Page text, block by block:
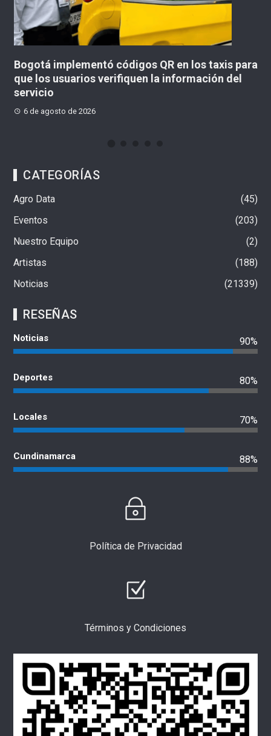
para
del
Más de 190.000 viajeros saldrán de Bogotá
durante el puente festivo de la Batalla de
CATEGORÍAS
Agro Data
45
Eventos
203
Nuestro Equipo
2
Artistas
188
Noticias
21339
RESEÑAS
Noticias 90%
Deportes 80%
Locales 70%
Cundinamarca 88%
Política de Privacidad
Términos y Condiciones